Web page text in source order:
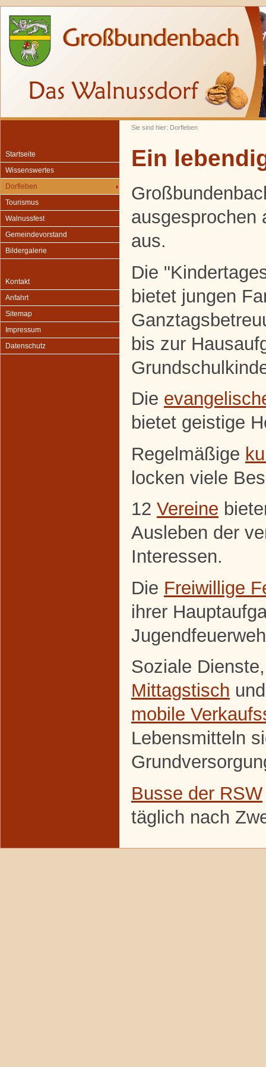
Sie sind hier: Dorfleben
Startseite
Wissenswertes
Dorfleben
Tourismus
Walnussfest
Gemeindevorstand
Bildergalerie
Kontakt
Anfahrt
Sitemap
Impressum
Datenschutz
Ein
ausgesprochen
aus.
Die
bietet jungen
bis zur
Die
bietet geistige
Regelmäßige
locken viele
12 Vereine
Ausleben der
Interessen.
Die Freiwillige
ihrer
Soziale
Mittagstisch
mobile
Lebensmitteln
Busse der RSW
täglich nach